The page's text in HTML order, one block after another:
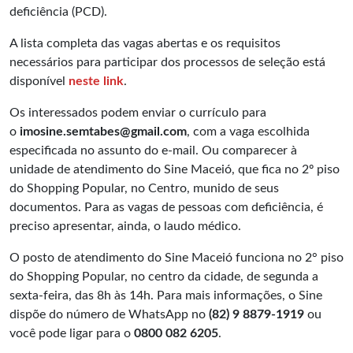
deficiência (PCD).
A lista completa das vagas abertas e os requisitos
necessários para participar dos processos de seleção está
disponível neste link.
Os interessados podem enviar o currículo para
o imosine.semtabes@gmail.com, com a vaga escolhida
especificada no assunto do e-mail. Ou comparecer à
unidade de atendimento do Sine Maceió, que fica no 2º piso
do Shopping Popular, no Centro, munido de seus
documentos. Para as vagas de pessoas com deficiência, é
preciso apresentar, ainda, o laudo médico.
O posto de atendimento do Sine Maceió funciona no 2° piso
do Shopping Popular, no centro da cidade, de segunda a
sexta-feira, das 8h às 14h. Para mais informações, o Sine
dispõe do número de WhatsApp no (82) 9 8879-1919 ou
você pode ligar para o 0800 082 6205.